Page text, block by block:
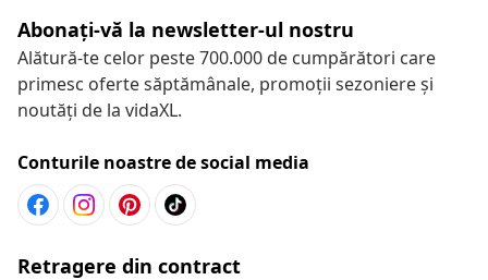
Abonați-vă la newsletter-ul nostru
Alătură-te celor peste 700.000 de cumpărători care
primesc oferte săptămânale, promoții sezoniere și
noutăți de la vidaXL.
Conturile noastre de social media
Retragere din contract